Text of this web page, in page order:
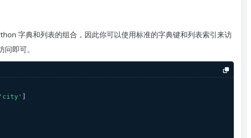
字典和列表的组合，因此你可以使用标准的字典键和列表索引来访
即可。
'city'